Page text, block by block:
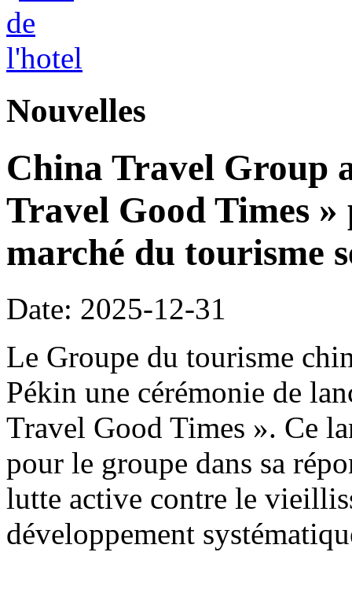
Nouvelles
China Travel Group
Travel Good Times »
marché du tourisme
Date: 2025-12-31
Le Groupe du tourisme
Pékin une cérémonie de
Travel Good Times ». Ce
pour le groupe dans sa
lutte active contre le
développement